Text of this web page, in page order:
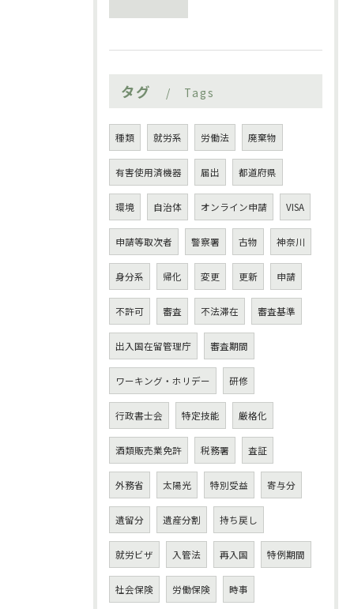
タグ Tags
種類 就労系 労働法 廃棄物
有害使用済機器 届出 都道府県
環境 自治体 オンライン申請 VISA
申請等取次者 警察署 古物 神奈川
身分系 帰化 変更 更新 申請
不許可 審査 不法滞在 審査基準
出入国在留管理庁 審査期間
ワーキング・ホリデー 研修
行政書士会 特定技能 厳格化
酒類販売業免許 税務署 査証
外務省 太陽光 特別受益 寄与分
遺留分 遺産分割 持ち戻し
就労ビザ 入管法 再入国 特例期間
社会保険 労働保険 時事